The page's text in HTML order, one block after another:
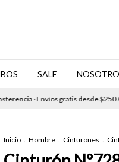
SALE
· Envíos gratis desde $250.000
Inicio . Hombre . Cinturones .